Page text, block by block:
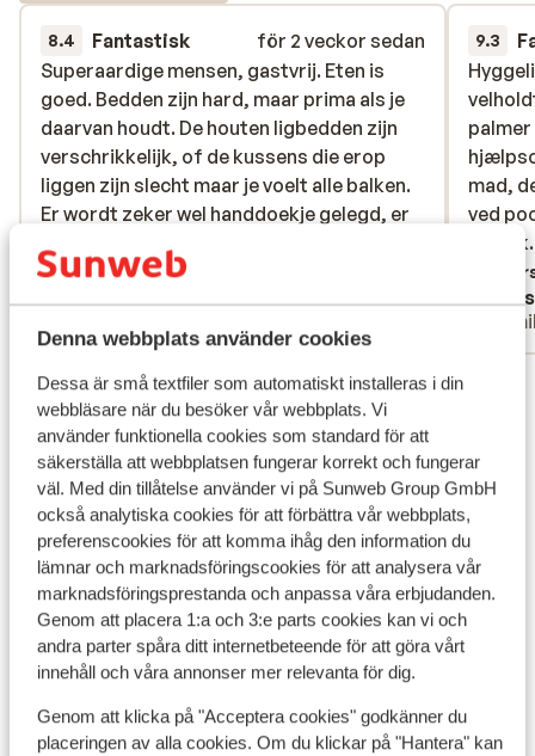
Denna webbplats använder cookies
Dessa är små textfiler som automatiskt installeras i din
webbläsare när du besöker vår webbplats. Vi
använder funktionella cookies som standard för att
säkerställa att webbplatsen fungerar korrekt och fungerar
väl. Med din tillåtelse använder vi på Sunweb Group GmbH
också analytiska cookies för att förbättra vår webbplats,
preferenscookies för att komma ihåg den information du
lämnar och marknadsföringscookies för att analysera vår
marknadsföringsprestanda och anpassa våra erbjudanden.
Genom att placera 1:a och 3:e parts cookies kan vi och
andra parter spåra ditt internetbeteende för att göra vårt
innehåll och våra annonser mer relevanta för dig.
Genom att klicka på "Acceptera cookies" godkänner du
placeringen av alla cookies. Om du klickar på "Hantera" kan
8.4 Fantastisk
för 2 veckor sedan
Superaardige mensen, gastvrij. Eten is
goed. Bedden zijn hard, maar prima als je
daarvan houdt. De houten ligbedden zijn
verschrikkelijk, of de kussens die erop
liggen zijn slecht maar je voelt alle balken.
Er wordt zeker wel handdoekje gelegd, er
toch een bedje op het gras ipv op het
strand.
Superaardige mensen, gastvrij. Eten is
goed. Bedden zijn hard, maar prima als je
daarvan houdt. De houten ligbedden zijn
verschrikkelijk, of de kussens die erop
liggen zijn slecht maar je voelt alle balken.
Er wordt zeker wel handdoekje gelegd, er
Översätt till svenska
Diane
9.3
mad,
ved
helt ok.
mad,
ved
helt ok.
Visa alla 176 omdömen
Läge
Visa på karta
I området
Vid stranden (sandstrand, solstolar